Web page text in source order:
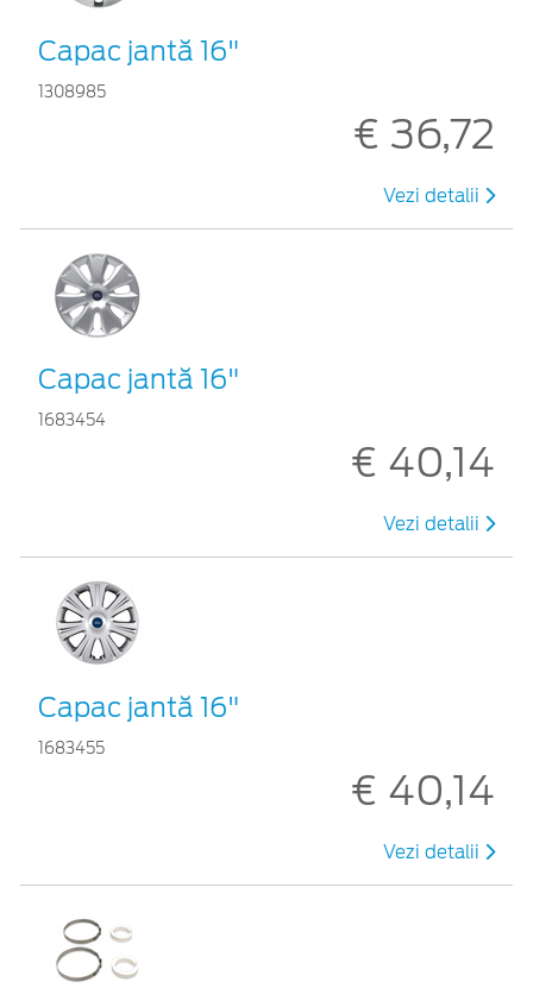
Capac jantă 16"
1308985
€ 36,72
Vezi detalii
Capac jantă 16"
1683454
€ 40,14
Vezi detalii
Capac jantă 16"
1683455
€ 40,14
Vezi detalii